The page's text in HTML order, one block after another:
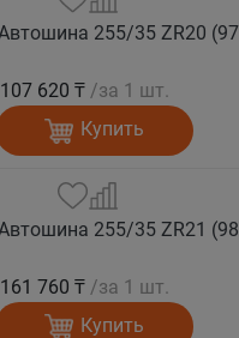
107 620 ₸ /за 1 шт.
Купить
161 760 ₸ /за 1 шт.
Купить